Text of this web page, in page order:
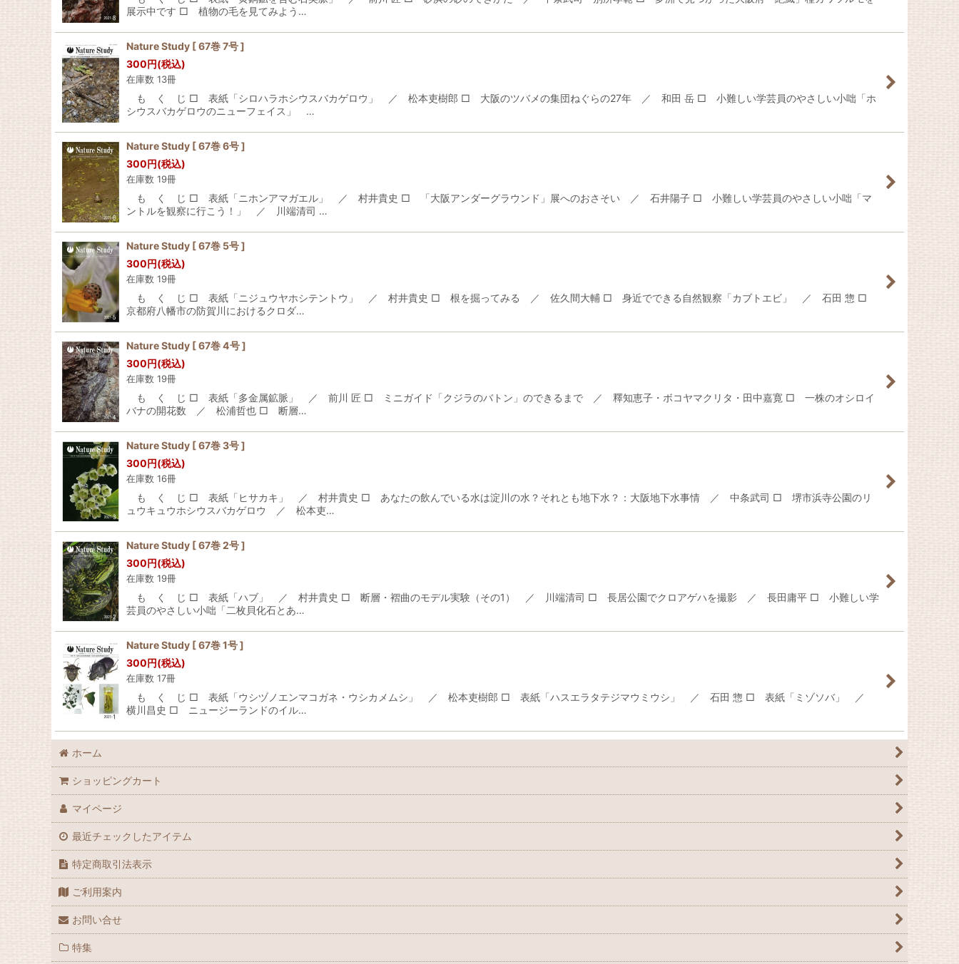
展示中です □ 植物の毛を見てみよう…
Nature Study [ 67巻 7号 ]
300円(税込)
在庫数 13冊
も く じ □ 表紙「シロハラホシウスバカゲロウ」 ／ 松本吏樹郎 □ 大阪のツバメの集団ねぐらの27年 ／ 和田 岳 □ 小難しい学芸員のやさしい小咄「ホ
シウスバカゲロウのニューフェイス」 …
Nature Study [ 67巻 6号 ]
300円(税込)
在庫数 19冊
も く じ □ 表紙「ニホンアマガエル」 ／ 村井貴史 □ 「大阪アンダーグラウンド」展へのおさそい ／ 石井陽子 □ 小難しい学芸員のやさしい小咄「マ
ントルを観察に行こう！」 ／ 川端清司 …
Nature Study [ 67巻 5号 ]
300円(税込)
在庫数 19冊
も く じ □ 表紙「ニジュウヤホシテントウ」 ／ 村井貴史 □ 根を掘ってみる ／ 佐久間大輔 □ 身近でできる自然観察「カブトエビ」 ／ 石田 惣 □
京都府八幡市の防賀川におけるクロダ…
Nature Study [ 67巻 4号 ]
300円(税込)
在庫数 19冊
も く じ □ 表紙「多金属鉱脈」 ／ 前川 匠 □ ミニガイド「クジラのバトン」のできるまで ／ 釋知恵子・ボコヤマクリタ・田中嘉寛 □ 一株のオシロイ
バナの開花数 ／ 松浦哲也 □ 断層…
Nature Study [ 67巻 3号 ]
300円(税込)
在庫数 16冊
も く じ □ 表紙「ヒサカキ」 ／ 村井貴史 □ あなたの飲んでいる水は淀川の水？それとも地下水？：大阪地下水事情 ／ 中条武司 □ 堺市浜寺公園のリ
ュウキュウホシウスバカゲロウ ／ 松本吏…
Nature Study [ 67巻 2号 ]
300円(税込)
在庫数 19冊
も く じ □ 表紙「ハブ」 ／ 村井貴史 □ 断層・褶曲のモデル実験（その1） ／ 川端清司 □ 長居公園でクロアゲハを撮影 ／ 長田庸平 □ 小難しい学
芸員のやさしい小咄「二枚貝化石とあ…
Nature Study [ 67巻 1号 ]
300円(税込)
在庫数 17冊
も く じ □ 表紙「ウシヅノエンマコガネ・ウシカメムシ」 ／ 松本吏樹郎 □ 表紙「ハスエラタテジマウミウシ」 ／ 石田 惣 □ 表紙「ミゾソバ」 ／
横川昌史 □ ニュージーランドのイル…
ホーム
ショッピングカート
マイページ
最近チェックしたアイテム
特定商取引法表示
ご利用案内
お問い合せ
特集